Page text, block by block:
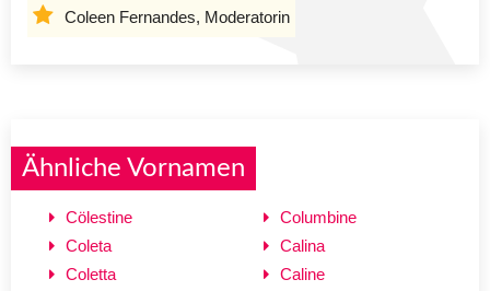
Coleen Fernandes, Moderatorin
Ähnliche Vornamen
Cölestine
Coleta
Coletta
Columbine
Calina
Caline